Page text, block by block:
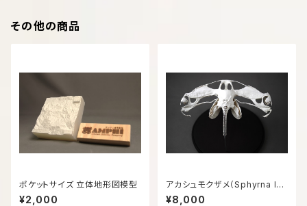
その他の商品
ポケットサイズ 立体地形図模型
¥2,000
アカシュモクザメ（Sphyrna le
wini）等倍頭骨レプリカ
¥8,000